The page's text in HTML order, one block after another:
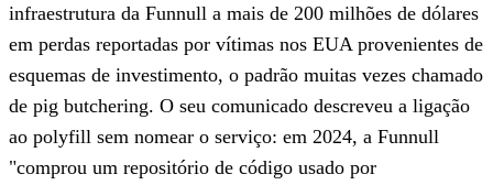
infraestrutura da Funnull a mais de 200 milhões de dólares
em perdas reportadas por vítimas nos EUA provenientes de
esquemas de investimento, o padrão muitas vezes chamado
de pig butchering. O seu comunicado descreveu a ligação
ao polyfill sem nomear o serviço: em 2024, a Funnull
"comprou um repositório de código usado por